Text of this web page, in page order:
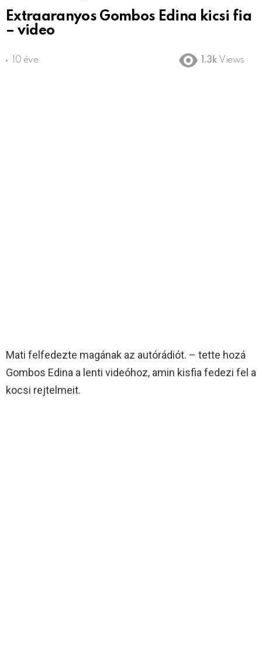
Extraaranyos Gombos Edina kicsi fia
– video
10 éve 1.3k Views
Mati felfedezte magának az autórádiót. – tette hozá
Gombos Edina a lenti videóhoz, amin kisfia fedezi fel a
kocsi rejtelmeit.